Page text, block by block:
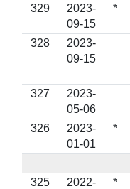
329
2023-
09-15
*
328
2023-
09-15
327
2023-
05-06
326
2023-
01-01
*
325
2022-
*